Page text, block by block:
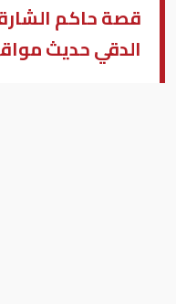
قصة حاكم
الدقي حديث